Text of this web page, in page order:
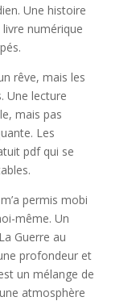
Une histoire
numérique
rêve, mais les
Une lecture
mais pas
Les
pdf qui se
permis mobi
même. Un
Guerre au
profondeur et
un mélange de
atmosphère